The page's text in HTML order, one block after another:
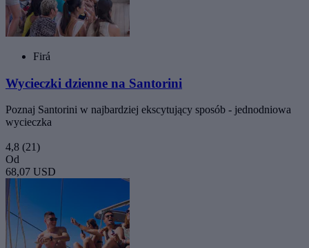
Firá
Wycieczki dzienne na Santorini
Poznaj Santorini w najbardziej ekscytujący sposób - jednodniowa
wycieczka
4,8 (21)
Od
68,07 USD